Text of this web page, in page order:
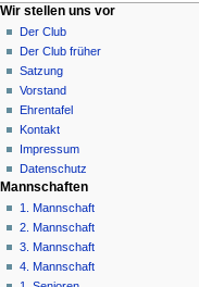
N
a
v
g
a
i
o
n
s
m
Seitenaktionen
Seite
Diskussion
Lesen
Quelltext
anzeigen
Versionsgeschichte
Meine Werkzeuge
Anmelden
Wir stellen uns vor
Der Club
Der Club früher
Satzung
Vorstand
Ehrentafel
Kontakt
Impressum
Datenschutz
Mannschaften
1. Mannschaft
2. Mannschaft
3. Mannschaft
4. Mannschaft